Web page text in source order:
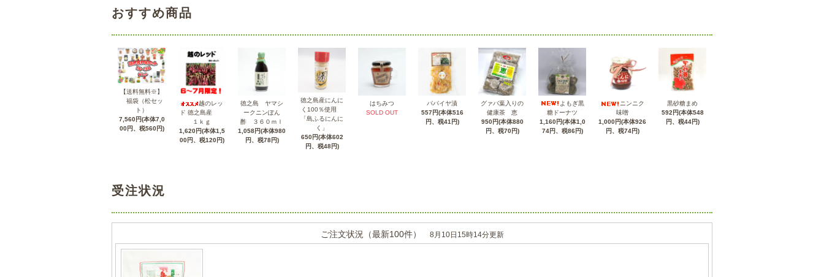
おすすめ商品
【送料無料※】
福袋（松セッ
ト）
7,560円(本体7,0
00円、税560円)
越のレッ
ド 徳之島産
１ｋｇ
1,620円(本体1,5
00円、税120円)
徳之島 ヤマシ
ークニンぽん
酢 ３６０ｍｌ
1,058円(本体980
円、税78円)
徳之島産にんに
く100％使用
「島ふるにんに
く」
650円(本体602
円、税48円)
はちみつ
SOLD OUT
パパイヤ漬
557円(本体516
円、税41円)
グァバ葉入りの
健康茶 恵
950円(本体880
円、税70円)
よもぎ黒
糖ドーナツ
1,160円(本体1,0
74円、税86円)
ニンニク
味噌
1,000円(本体926
円、税74円)
黒砂糖まめ
592円(本体548
円、税44円)
受注状況